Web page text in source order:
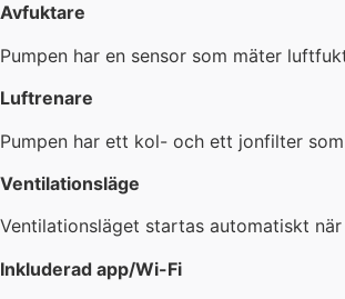
Avfuktare
Pumpen har en sensor som mäter
Luftrenare
Pumpen har ett kol- och ett jonfilter
Ventilationsläge
Ventilationsläget startas automatiskt
Inkluderad app/Wi-Fi